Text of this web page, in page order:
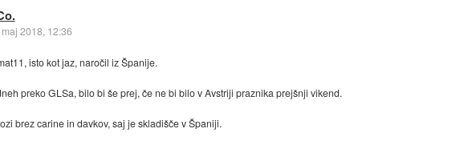
2018, 12:36
isto kot jaz, naročil iz Španije.
preko GLSa, bilo bi še prej, če ne bi bilo v Avstriji praznika prejšnji vikend.
brez carine in davkov, saj je skladišče v Španiji.